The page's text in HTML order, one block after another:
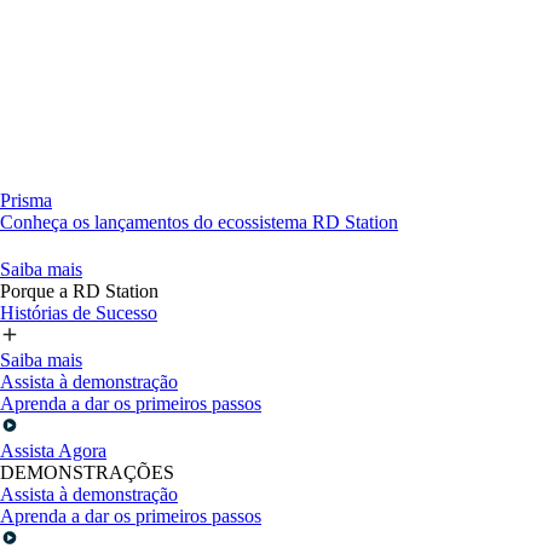
Prisma
Conheça os lançamentos do ecossistema RD Station
Saiba mais
Porque a RD Station
Histórias de Sucesso
Saiba mais
Assista à demonstração
Aprenda a dar os primeiros passos
Assista Agora
DEMONSTRAÇÕES
Assista à demonstração
Aprenda a dar os primeiros passos